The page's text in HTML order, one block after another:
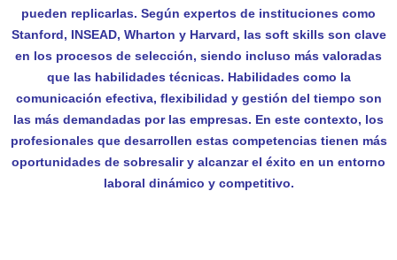
pueden replicarlas. Según expertos de instituciones como
Stanford, INSEAD, Wharton y Harvard, las soft skills son clave
en los procesos de selección, siendo incluso más valoradas
que las habilidades técnicas. Habilidades como la
comunicación efectiva, flexibilidad y gestión del tiempo son
las más demandadas por las empresas. En este contexto, los
profesionales que desarrollen estas competencias tienen más
oportunidades de sobresalir y alcanzar el éxito en un entorno
laboral dinámico y competitivo.